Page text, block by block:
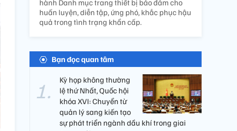
hành Danh mục trang thiết bị bảo đảm cho
huấn luyện, diễn tập, ứng phó, khắc phục hậu
quả trong tình trạng khẩn cấp.
Bạn đọc quan tâm
Kỳ họp không thường
lệ thứ Nhất, Quốc hội
khóa XVI: Chuyển từ
quản lý sang kiến tạo
sự phát triển ngành dầu khí trong giai